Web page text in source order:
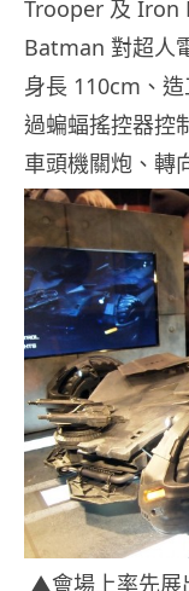
Trooper 及 Iron
Batman 對超人
身長 110cm、
過蝙蝠搖控器控
車頭機關炮、轉
▲會場上率先展